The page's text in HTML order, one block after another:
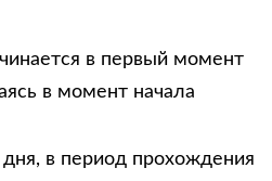
в первый момент
в момент начала
в период прохождения